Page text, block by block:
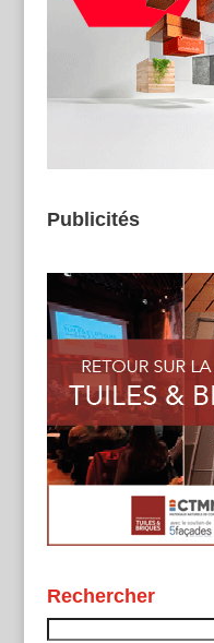
Publicités
Rechercher